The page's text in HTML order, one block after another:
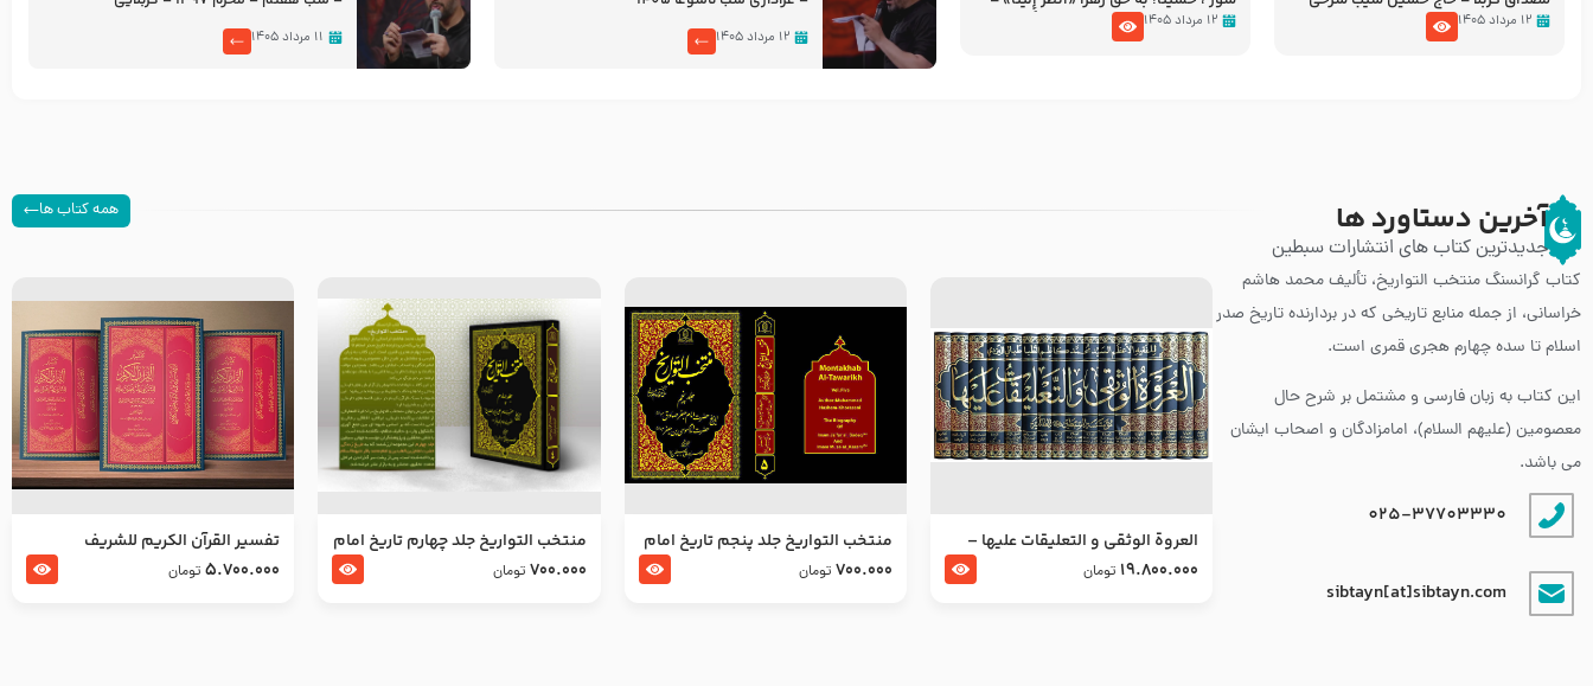
۱۲ مرداد ۱۴۰۵
عزاداری شب هفتم ماه محرّم 1405
۱۲ مرداد ۱۴۰۵
۱۲ مرداد ۱۴۰۵ ۱۱ مرداد ۱۴۰۵
آخرین دستاورد ها
جدیدترین کتاب های انتشارات سبطین
همه کتاب ها
کتاب گرانسنگ منتخب التواريخ، تألیف محمد هاشم
خراسانی، از جمله منابع تاریخی که در بردارنده تاریخ صدر
اسلام تا سده چهارم هجری قمری است.
این کتاب به زبان فارسی و مشتمل بر شرح حال
معصومین (علیهم السلام)، امامزادگان و اصحاب ایشان
می باشد.
025-37703330
sibtayn[at]sibtayn.com
العروة الوثقى و التعليقات عليها –
طرح جدید
19.800.000 تومان
منتخب التواریخ جلد پنجم تاریخ امام
جعفر صادق و امام موسی بن جعفر
700.000 تومان
منتخب التواریخ جلد چهارم تاریخ امام
زین العابدین و امام محمد باقر
700.000 تومان
تفسير القرآن الكريم للشريف
المرتضي قدس سرّه
5.700.000 تومان